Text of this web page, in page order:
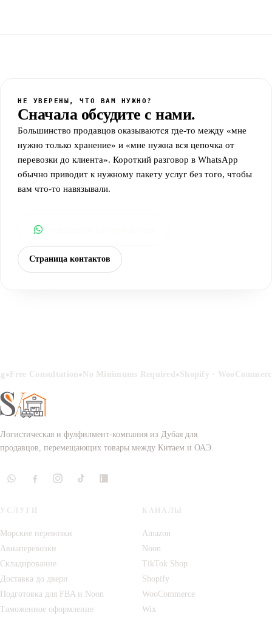
НЕ УВЕРЕНЫ, ЧТО ВАМ НУЖНО?
Сначала обсудите с нами.
Большинство продавцов оказываются где-то между «мне
нужно только хранение» и «мне нужна вся цепочка от
перевозки до клиента». Короткий разговор в WhatsApp
обычно приводит к нужному пакету услуг без того, чтобы
вам что-то навязывали.
Страница контактов
•Free Consultation• No Minimums Required•Shopify ·
Логистическая и фулфилмент-компания из Дубая для
продавцов, перемещающих товары между Китаем и ОАЭ.
УСЛУГИ
Морские перевозки
Авиаперевозки
Складирование
Доставка до двери
Подготовка для FBA и Noon
Таможенное оформление
КАНАЛЫ
Amazon
Noon
TikTok Shop
Shopify
WooCommerce
Wix